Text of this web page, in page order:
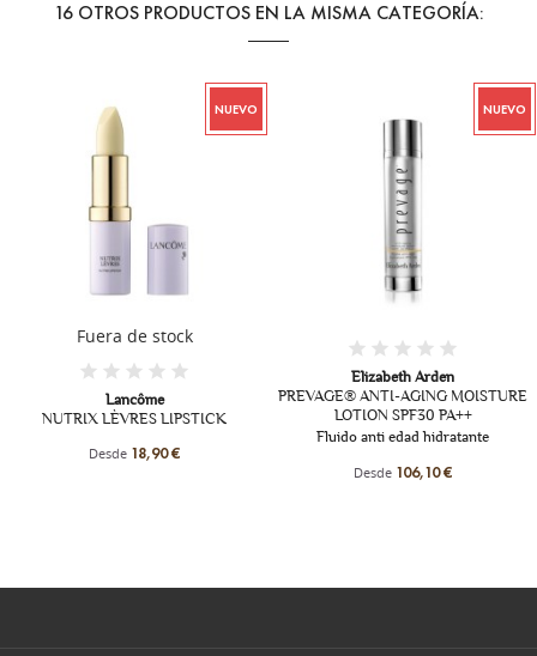
16 OTROS PRODUCTOS EN LA MISMA CATEGORÍA:
NUEVO
Fuera de stock
Lancôme
NUTRIX LÈVRES LIPSTICK
Desde 18,90 €
NUEVO
Elizabeth Arden
PREVAGE® ANTI-AGING MOISTURE
LOTION SPF30 PA++
Fluido anti edad hidratante
Desde 106,10 €